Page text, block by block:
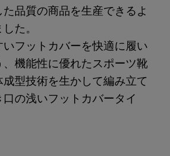
た品質の商品を生産できるよ
た。
いフットカバーを快適に履い
、機能性に優れたスポーツ靴
型技術を生かして編み立て
の浅いフットカバータイ